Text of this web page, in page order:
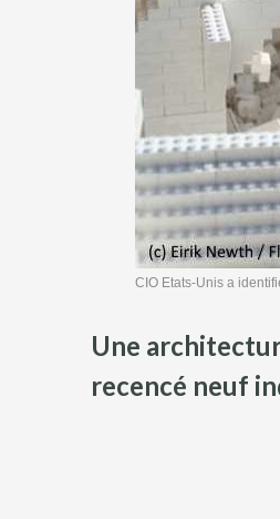
CIO Etats-Unis a
Une
recencé neuf